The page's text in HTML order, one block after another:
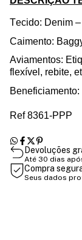
Tecido: Denim
Caimento:
Aviamentos:
flexível , rebite,
Beneficiamento:
Ref 8361-PPP
Devoluções
Até 30 dias
Compra
Seus dados